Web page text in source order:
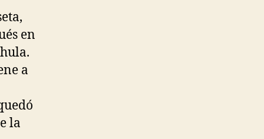
en
a
la